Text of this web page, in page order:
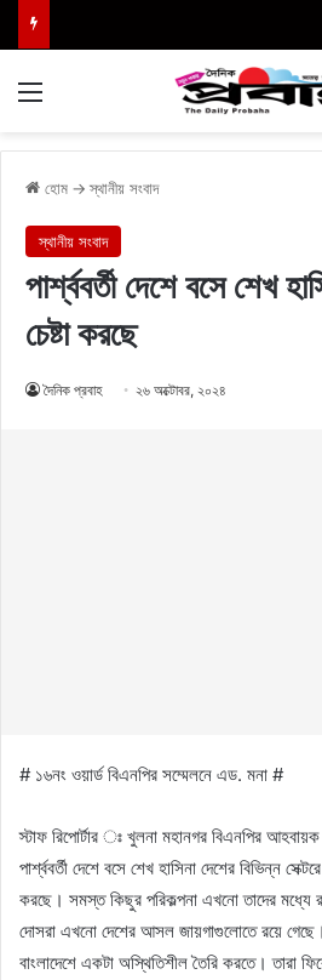
হোম → স্থানীয় সংবাদ
স্থানীয় সংবাদ
পার্শ্ববর্তী দেশে বসে শেখ
চেষ্টা করছে
দৈনিক প্রবাহ ২৬ অক্টোবর, ২০২৪
# ১৬নং ওয়ার্ড বিএনপির সম্মেলনে এড. মনা #
স্টাফ রিপোর্টার ঃ খুলনা মহানগর বিএনপির
পার্শ্ববর্তী দেশে বসে শেখ হাসিনা দেশের বিভিন্ন
করছে। সমস্ত কিছুর পরিকল্পনা এখনো তাদের মধ্যে
দোসরা এখনো দেশের আসল জায়গাগুলোতে রয়ে
বাংলাদেশে একটা অস্থিতিশীল তৈরি করতে। তারা